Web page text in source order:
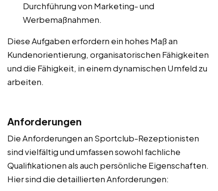
Durchführung von Marketing- und
Werbemaßnahmen.
Diese Aufgaben erfordern ein hohes Maß an
Kundenorientierung, organisatorischen Fähigkeiten
und die Fähigkeit, in einem dynamischen Umfeld zu
arbeiten.
Anforderungen
Die Anforderungen an Sportclub-Rezeptionisten
sind vielfältig und umfassen sowohl fachliche
Qualifikationen als auch persönliche Eigenschaften.
Hier sind die detaillierten Anforderungen: